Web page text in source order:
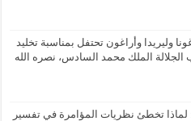
وليريدا وأراغون تحتفل بمناسبة تخليد
الملك محمد السادس، نصره الله
لماذا تخطئ نظريات المؤامرة في تفسير